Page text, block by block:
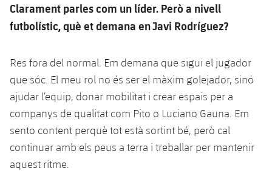
Clarament parles com un líder. Però a nivell
futbolístic, què et demana en Javi Rodríguez?
Res fora del normal. Em demana que sigui el jugador
que sóc. El meu rol no és ser el màxim golejador, sinó
ajudar l’equip, donar mobilitat i crear espais per a
companys de qualitat com Pito o Luciano Gauna. Em
sento content perquè tot està sortint bé, però cal
continuar amb els peus a terra i treballar per mantenir
aquest ritme.